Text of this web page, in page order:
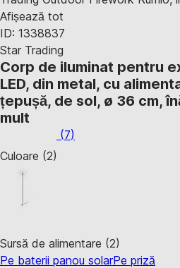
Afișează tot
ID: 1338837
Star Trading
Corp de iluminat pentru
LED, din metal, cu
țepușă, de sol, ø 36 cm,
mult
(7)
Culoare (2)
Sursă de alimentare (2)
Pe baterii panou solarPe priză